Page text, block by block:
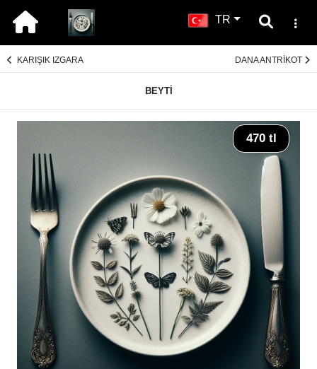
TR
KARIŞIK IZGARA DANA ANTRİKOT
BEYTİ
470 tl